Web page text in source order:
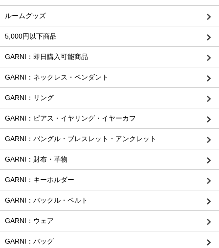
ルームグッズ
5,000円以下商品
GARNI：即日購入可能商品
GARNI：ネックレス・ペンダント
GARNI：リング
GARNI：ピアス・イヤリング・イヤーカフ
GARNI：バングル・ブレスレット・アンクレット
GARNI：財布・革物
GARNI：キーホルダー
GARNI：バックル・ベルト
GARNI：ウェア
GARNI：バッグ